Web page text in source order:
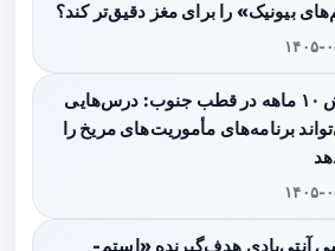
بیونیک» را برای مغز دقیق‌تر کند؟
۰۵-۱۷
آزمایش ۱۰ ماهه در قطب جنوب: درس‌هایی
برنامه‌های مأموریت‌های مریخ را
۰۵-۱۷